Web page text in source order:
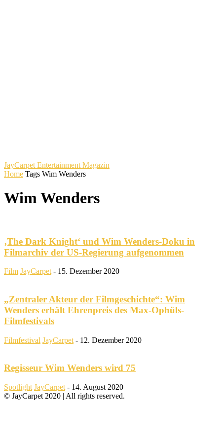
JayCarpet Entertainment Magazin
Home Tags Wim Wenders
Wim Wenders
‚The Dark Knight‘ und Wim Wenders-Doku in
Filmarchiv der US-Regierung aufgenommen
Film JayCarpet - 15. Dezember 2020
„Zentraler Akteur der Filmgeschichte“: Wim
Wenders erhält Ehrenpreis des Max-Ophüls-
Filmfestivals
Filmfestival JayCarpet - 12. Dezember 2020
Regisseur Wim Wenders wird 75
Spotlight JayCarpet - 14. August 2020
© JayCarpet 2020 | All rights reserved.